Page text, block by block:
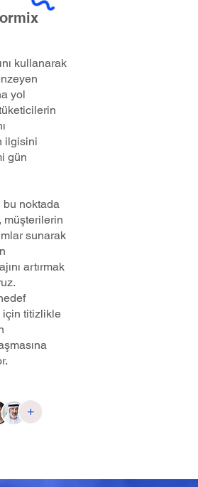
kullanarak
yol
ilgisini
gün
bu noktada
müşterilerin
sunarak
artırmak
için titizlikle